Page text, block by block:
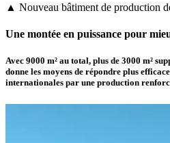
▲ Nouveau bâtiment de production
Une montée en puissance pour
Avec 9000 m² au total, plus de 3000 m²
donne les moyens de répondre plus
internationales par une production